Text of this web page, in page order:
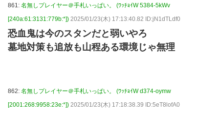
861: 名無しプレイヤー＠手札いっぱい。 (ﾜｯﾁｮｲW 5384-5kWv
[240a:61:3131:779b:*]) 2025/01/23(木) 17:13:40.82 ID:jN1dTLdf0
恐血鬼は今のスタンだと弱いやろ
墓地対策も追放も山程ある環境じゃ無理
862: 名無しプレイヤー＠手札いっぱい。 (ﾜｯﾁｮｲW d374-oymw
[2001:268:9958:23e:*]) 2025/01/23(木) 17:18:38.39 ID:5eT8lofA0